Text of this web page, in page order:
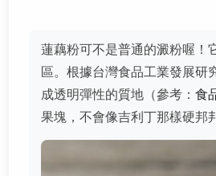
蓮藕粉可不是普通的澱粉喔！
區。根據台灣食品工業發展研
成透明彈性的質地（參考： 食
果塊，不會像吉利丁那樣硬邦